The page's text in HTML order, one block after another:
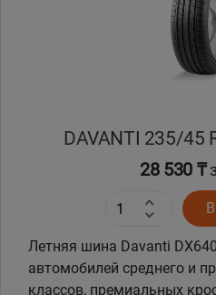
DAVANTI 235/45
28 530 ₸
Летняя шина Davanti
автомобилей среднего и
классов, премиальных